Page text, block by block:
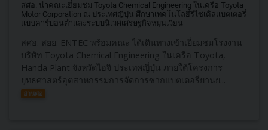
สศอ. นำคณะเยี่ยมชม Toyota Chemical Engineering ในเครือ Toyota
Motor Corporation ณ ประเทศญี่ปุ่น ศึกษาเทคโนโลยีรีไซเคิลแบตเตอรี่
แบบคาร์บอนต่ำและระบบนิเวศเศรษฐกิจหมุนเวียน
สศอ. สยย. ENTEC พร้อมคณะ ได้เดินทางเข้าเยี่ยมชมโรงงาน
บริษัท Toyota Chemical Engineering ในเครือ Toyota,
Handa Plant จังหวัดไอจิ ประเทศญี่ปุ่น ภายใต้โครงการ
ยุทธศาสตร์อุตสาหกรรมการจัดการซากแบตเตอรี่ยานย...
อ่านต่อ